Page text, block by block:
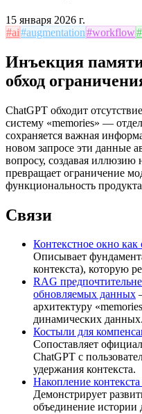
15 января 2026 г.
#ai#augmentation#workflow#
Инъекция
обход
ChatGPT обходит
систему «memories» —
сохраняется важная
новом запросе эти данные
вопросу, создавая
превращает ограничение
функциональность
Связи
Контекстное окно
Описывает
контекста), которую
RAG
обновляемых данных
архитектуру
динамических данных.
Костыли для
Сопоставляет
ChatGPT с
удержания контекста.
Накопление
Демонстрирует
объединение истории